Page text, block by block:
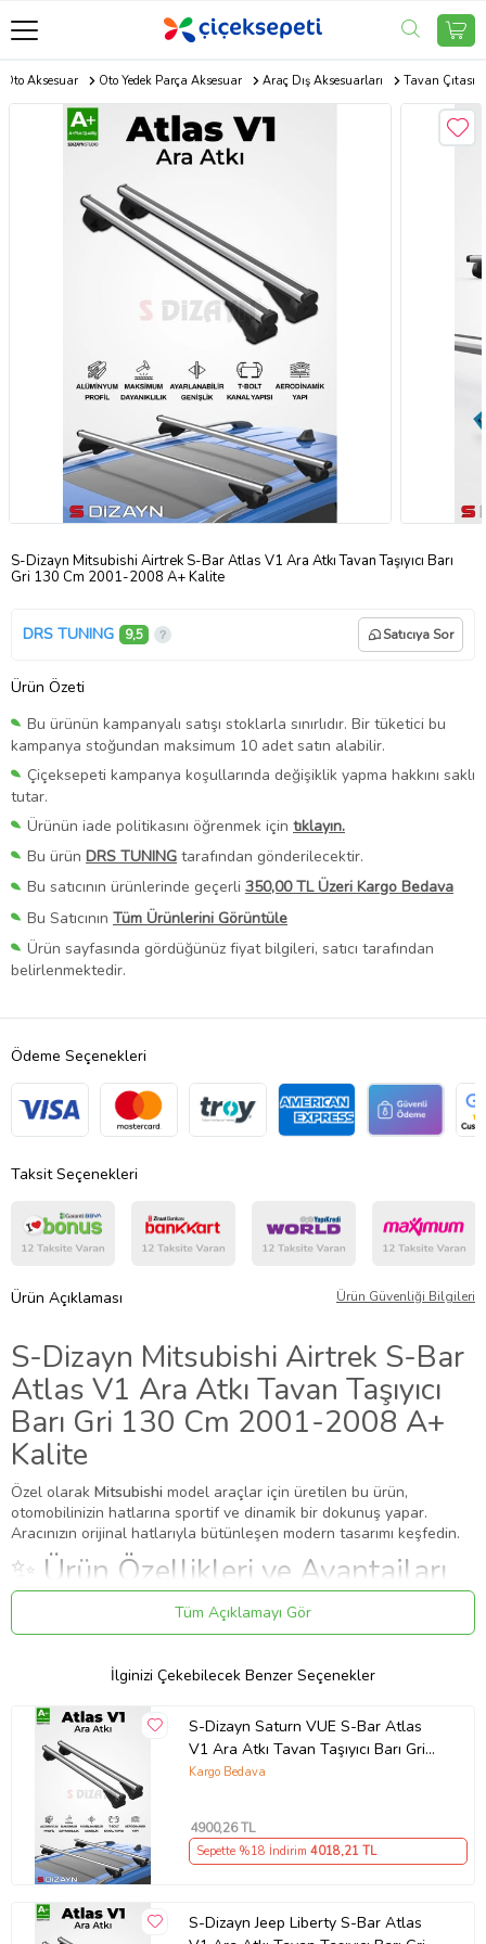
Oto Aksesuar Oto Yedek Parça Aksesuar Araç Dış Aksesuarları Tavan Çıtası
S-Dizayn Mitsubishi Airtrek S-Bar Atlas V1 Ara Atkı Tavan Taşıyıcı Barı
Gri 130 Cm 2001-2008 A+ Kalite
DRS TUNING 9,5 Satıcıya Sor
Ürün Özeti
Bu ürünün kampanyalı satışı stoklarla sınırlıdır. Bir tüketici bu
kampanya stoğundan maksimum 10 adet satın alabilir.
Çiçeksepeti kampanya koşullarında değişiklik yapma hakkını saklı
tutar.
Ürünün iade politikasını öğrenmek için tıklayın.
Bu ürün DRS TUNING tarafından gönderilecektir.
Bu satıcının ürünlerinde geçerli 350,00 TL Üzeri Kargo Bedava
Bu Satıcının Tüm Ürünlerini Görüntüle
Ürün sayfasında gördüğünüz fiyat bilgileri, satıcı tarafından
belirlenmektedir.
Ödeme Seçenekleri
Taksit Seçenekleri
Ürün Açıklaması Ürün Güvenliği Bilgileri
S-Dizayn Mitsubishi Airtrek S-Bar
Atlas V1 Ara Atkı Tavan Taşıyıcı
Barı Gri 130 Cm 2001-2008 A+
Kalite
Özel olarak Mitsubishi model araçlar için üretilen bu ürün,
otomobilinizin hatlarına sportif ve dinamik bir dokunuş yapar.
Aracınızın orijinal hatlarıyla bütünleşen modern tasarımı keşfedin.
✨ Ürün Özellikleri ve Avantajları
2001 - 2002 - 2003 - 2004 - 2005 - 2006 - 2007 -
2008 modelleriyle tam uyumludur.
koduna (Makyajlı Kasa) göre kontrol etmenizi rica ederiz.
Montaj: Vidalama
Ürün, vida noktalarından sabitlenerek monte edilir. Sağlamlık için
vidalama önerilir.
S-Dizayn Mitsubishi Airtrek S-Bar Atlas V1 Ara Atkı Tavan Taşıyıcı
Barı Gri 130 Cm 2001-2008 A+ Kalite Özel olarak Mitsubishi model
araçlar için üretilen bu ürün, otomobilinizin hatlarına sportif ve
dinamik bir dokunuş yapar. Aracınızın orijinal hatlarıyla bütünleşen
modern tasarımı keşfedin.- ✔ 2001 - 2002 - 2003 - 2004 - 2005 -
2006 - 2007 - 2008 modelleriyle tam uyumludur.- Aracınızın modeli
2001 (ve altı) veya 2008 (ve üstü) ise, kasa koduna (Makyajlı Kasa)
Tüm Açıklamayı Gör
İlginizi Çekebilecek Benzer Seçenekler
S-Dizayn Saturn VUE S-Bar Atlas
V1 Ara Atkı Tavan Taşıyıcı Barı Gri
130 Cm 2001-2009 A+ Kalite
Kargo Bedava
4900,26 TL
Sepette %18 İndirim 4018,21 TL
S-Dizayn Jeep Liberty S-Bar Atlas